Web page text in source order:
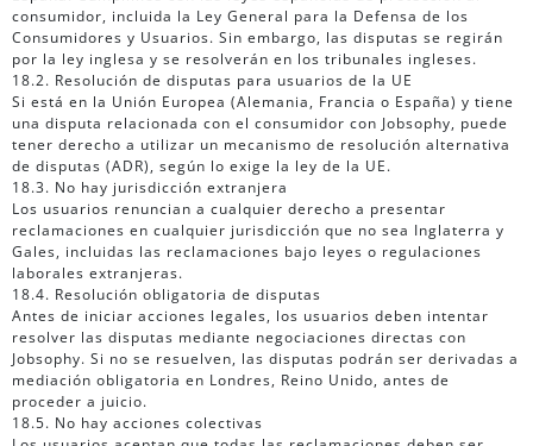
consumidor, incluida la Ley General para la Defensa de los
Consumidores y Usuarios. Sin embargo, las disputas se regirán
por la ley inglesa y se resolverán en los tribunales ingleses.
18.2. Resolución de disputas para usuarios de la UE
Si está en la Unión Europea (Alemania, Francia o España) y tiene
una disputa relacionada con el consumidor con Jobsophy, puede
tener derecho a utilizar un mecanismo de resolución alternativa
de disputas (ADR), según lo exige la ley de la UE.
18.3. No hay jurisdicción extranjera
Los usuarios renuncian a cualquier derecho a presentar
reclamaciones en cualquier jurisdicción que no sea Inglaterra y
Gales, incluidas las reclamaciones bajo leyes o regulaciones
laborales extranjeras.
18.4. Resolución obligatoria de disputas
Antes de iniciar acciones legales, los usuarios deben intentar
resolver las disputas mediante negociaciones directas con
Jobsophy. Si no se resuelven, las disputas podrán ser derivadas a
mediación obligatoria en Londres, Reino Unido, antes de
proceder a juicio.
18.5. No hay acciones colectivas